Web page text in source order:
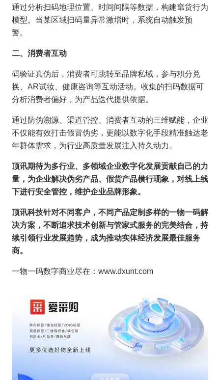
通过分析扫码地理位置、时间间隔等数据，构建窜货行为
模型。当某区域扫码量异常激增时，系统自动触发预
警。
二、消费者互动
码验证真伪后，消费者可跳转至品牌私域，参与积分兑
换、AR试妆、健康咨询等互动活动。收集的扫码数据可
分析消费者偏好，为产品迭代提供依据。
通过防伪溯源、渠道管控、消费者互动的三维赋能，企业
不仅能有效打击假冒伪劣，更能以数字化手段精准触达老
年群体需求，为行业高质量发展注入持久动力。
顶讯期待为多行业、多领域企业数字化发展贡献自己的力
量，为企业解决伪劣产品、假货产品横行现象，对线上线
下进行安全管控，维护企业品牌形象。
顶讯科技针对不同客户，不同产品定制多样的一物一码解
决方案，不断追求技术创新与管家式服务的完美结合，持
续引领行业发展趋势，成为推动实体经济发展最佳服务
商。
一物一码数字商业尽在：www.dxunt.com